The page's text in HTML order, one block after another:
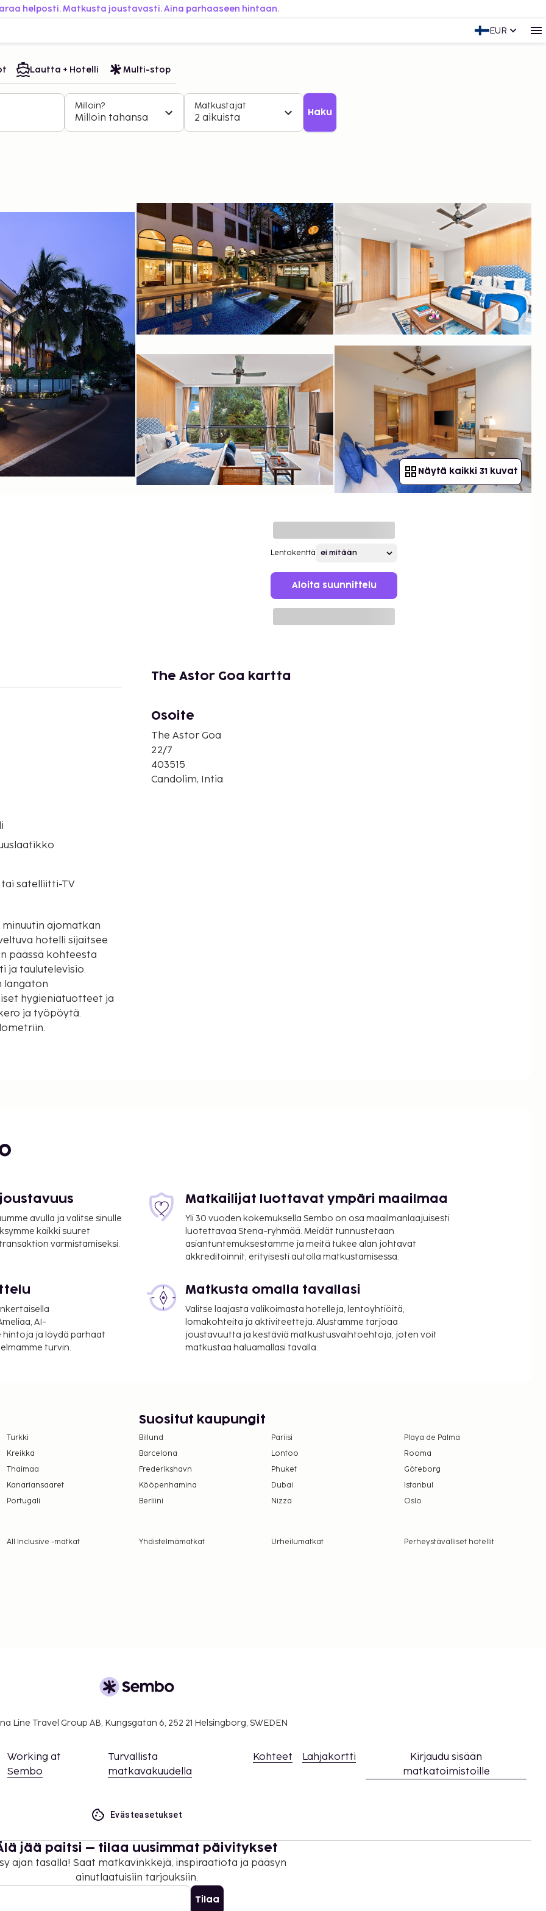
helposti. Matkusta joustavasti. Aina parhaaseen hintaan.
EUR
Lautta + Hotelli Multi-stop
Milloin?
Milloin tahansa
Matkustajat
2 aikuista Haku
Näytä kaikki 31 kuvat
Lentokenttä
Aloita suunnittelu
tai satelliitti-TV
minuutin ajomatkan
päässä kohteesta
ja taulutelevisio.
langaton
hygieniatuotteet ja
ja työpöytä.
/ 20,2 mi
auki oleva
palvelun kylpylässä,
ja vartalohoidot.
maksut.
eivät
The Astor Goa kartta
Osoite
The Astor Goa
22/7
403515
Candolim, Intia
avulla ja valitse sinulle
kaikki suuret
varmistamiseksi.
Matkailijat luottavat ympäri maailmaa
Yli 30 vuoden kokemuksella Sembo on osa maailmanlaajuisesti
luotettavaa Stena-ryhmää. Meidät tunnustetaan
asiantuntemuksestamme ja meitä tukee alan johtavat
akkreditoinnit, erityisesti autolla matkustamisessa.
AI-
ja löydä parhaat
turvin.
Matkusta omalla tavallasi
Valitse laajasta valikoimasta hotelleja, lentoyhtiöitä,
lomakohteita ja aktiviteetteja. Alustamme tarjoaa
joustavuutta ja kestäviä matkustusvaihtoehtoja, joten voit
matkustaa haluamallasi tavalla.
Turkki
Kreikka
Thaimaa
Kanariansaaret
Portugali
Suositut kaupungit
Billund Pariisi
Playa de Palma
Barcelona
Lontoo
Rooma
Frederikshavn
Phuket
Göteborg
Kööpenhamina
Dubai
Istanbul
Berliini
Nizza Oslo
All Inclusive -matkat Yhdistelmämatkat Urheilumatkat
Perheystävälliset hotellit
Line Travel Group AB, Kungsgatan 6, 252 21 Helsingborg, SWEDEN
Working at
Sembo
Turvallista
matkavakuudella
Kohteet Lahjakortti
Kirjaudu sisään
matkatoimistoille
Evästeasetukset
jää paitsi – tilaa uusimmat päivitykset
ajan tasalla! Saat matkavinkkejä, inspiraatiota ja pääsyn
ainutlaatuisiin tarjouksiin.
Tilaa